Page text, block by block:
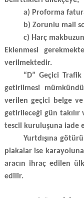
a) Proforma
b) Zorunlu mali
c) Harç
Eklenmesi
verilmektedir.
“D” Geçici
getirilmesi
verilen geçici belge
getirileceği gün
tescil kuruluşuna iade
Yurtdışına
plakalar ise karayoluna
aracın ihraç edilen
edilir.